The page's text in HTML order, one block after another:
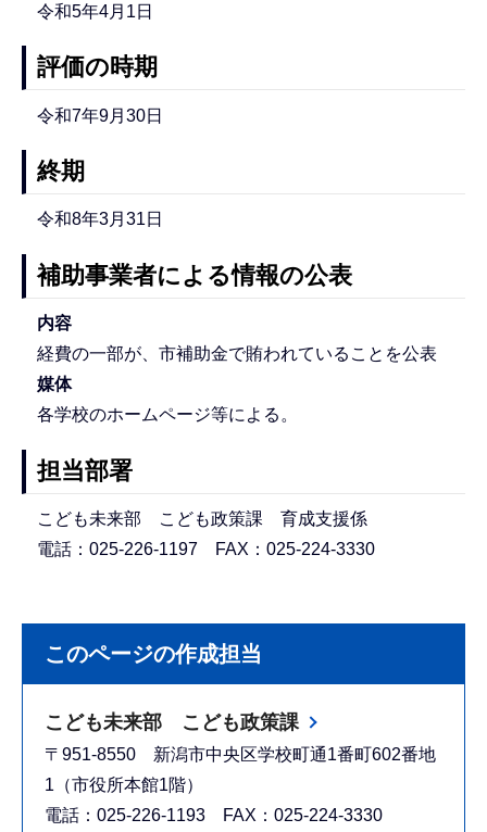
令和5年4月1日
評価の時期
令和7年9月30日
終期
令和8年3月31日
補助事業者による情報の公表
内容
経費の一部が、市補助金で賄われていることを公表
媒体
各学校のホームページ等による。
担当部署
こども未来部 こども政策課 育成支援係
電話：025-226-1197 FAX：025-224-3330
このページの作成担当
こども未来部 こども政策課
〒951-8550 新潟市中央区学校町通1番町602番地
1（市役所本館1階）
電話：025-226-1193 FAX：025-224-3330